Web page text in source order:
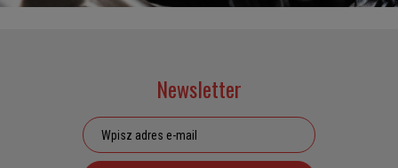
Newsletter